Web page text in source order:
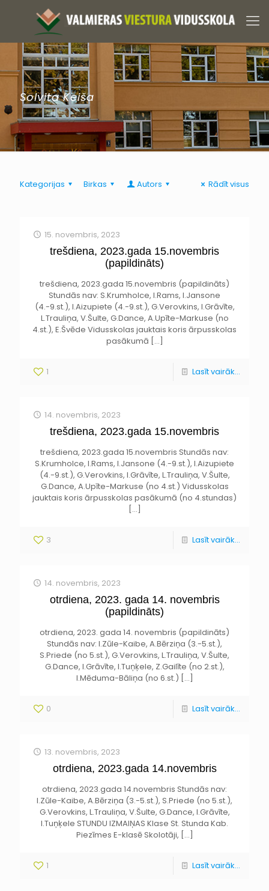
Solvita Keiša
Kategorijas Birkas Autors Rādīt visus
15. novembris, 2023
trešdiena, 2023.gada 15.novembris
(papildināts)
trešdiena, 2023.gada 15.novembris (papildināts)
Stundās nav: S.Krumholce, I.Rams, I.Jansone
(4.-9.st.), I.Aizupiete (4.-9.st.), G.Verovkins, I.Grāvīte,
L.Trauliņa, V.Šulte, G.Dance, A.Upīte-Markuse (no
4.st.), E.Švēde Vidusskolas jauktais koris ārpusskolas
pasākumā […]
1 Lasīt vairāk...
14. novembris, 2023
trešdiena, 2023.gada 15.novembris
trešdiena, 2023.gada 15.novembris Stundās nav:
S.Krumholce, I.Rams, I.Jansone (4.-9.st.), I.Aizupiete
(4.-9.st.), G.Verovkins, I.Grāvīte, L.Trauliņa, V.Šulte,
G.Dance, A.Upīte-Markuse (no 4.st.) Vidusskolas
jauktais koris ārpusskolas pasākumā (no 4.stundas)
[…]
3 Lasīt vairāk...
14. novembris, 2023
otrdiena, 2023. gada 14. novembris
(papildināts)
otrdiena, 2023. gada 14. novembris (papildināts)
Stundās nav: I.Zūle-Kaibe, A.Bērziņa (3.-5.st.),
S.Priede (no 5.st.), G.Verovkins, L.Trauliņa, V.Šulte,
G.Dance, I.Grāvīte, I.Tuņķele, Z.Gailīte (no 2.st.),
I.Mēduma-Bāliņa (no 6.st.) […]
0 Lasīt vairāk...
13. novembris, 2023
otrdiena, 2023.gada 14.novembris
otrdiena, 2023.gada 14.novembris Stundās nav:
I.Zūle-Kaibe, A.Bērziņa (3.-5.st.), S.Priede (no 5.st.),
G.Verovkins, L.Trauliņa, V.Šulte, G.Dance, I.Grāvīte,
I.Tuņķele STUNDU IZMAIŅAS Klase St. Stunda Kab.
Piezīmes E-klasē Skolotāji, […]
1 Lasīt vairāk...